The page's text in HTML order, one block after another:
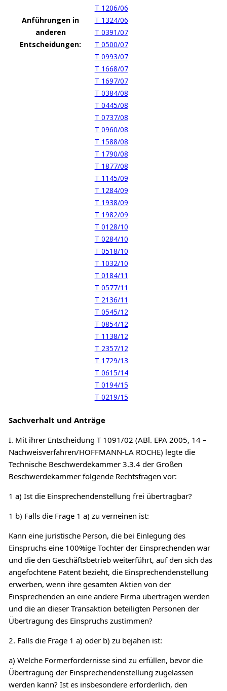
Anführungen in
anderen
Entscheidungen:
T 1206/06
T 1324/06
T 0391/07
T 0500/07
T 0993/07
T 1668/07
T 1697/07
T 0384/08
T 0445/08
T 0737/08
T 0960/08
T 1588/08
T 1790/08
T 1877/08
T 1145/09
T 1284/09
T 1938/09
T 1982/09
T 0128/10
T 0284/10
T 0518/10
T 1032/10
T 0184/11
T 0577/11
T 2136/11
T 0545/12
T 0854/12
T 1138/12
T 2357/12
T 1729/13
T 0615/14
T 0194/15
T 0219/15
Sachverhalt und Anträge
I. Mit ihrer Entscheidung T 1091/02 (ABl. EPA 2005, 14 –
Nachweisverfahren/HOFFMANN-LA ROCHE) legte die
Technische Beschwerdekammer 3.3.4 der Großen
Beschwerdekammer folgende Rechtsfragen vor:
1 a) Ist die Einsprechendenstellung frei übertragbar?
1 b) Falls die Frage 1 a) zu verneinen ist:
Kann eine juristische Person, die bei Einlegung des
Einspruchs eine 100%ige Tochter der Einsprechenden war
und die den Geschäftsbetrieb weiterführt, auf den sich das
angefochtene Patent bezieht, die Einsprechendenstellung
erwerben, wenn ihre gesamten Aktien von der
Einsprechenden an eine andere Firma übertragen werden
und die an dieser Transaktion beteiligten Personen der
Übertragung des Einspruchs zustimmen?
2. Falls die Frage 1 a) oder b) zu bejahen ist:
a) Welche Formerfordernisse sind zu erfüllen, bevor die
Übertragung der Einsprechendenstellung zugelassen
werden kann? Ist es insbesondere erforderlich, den